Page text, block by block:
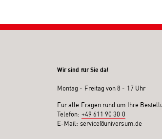
Wir sind für Sie da!
Montag - Freitag von 8 - 17 Uhr
Für alle Fragen rund um Ihre
Telefon: +49 611 90 30 0
E-Mail: service@universum.de